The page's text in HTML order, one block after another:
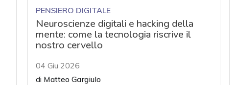
PENSIERO DIGITALE
Neuroscienze digitali e hacking della
mente: come la tecnologia riscrive il
nostro cervello
04 Giu 2026
di Matteo Gargiulo